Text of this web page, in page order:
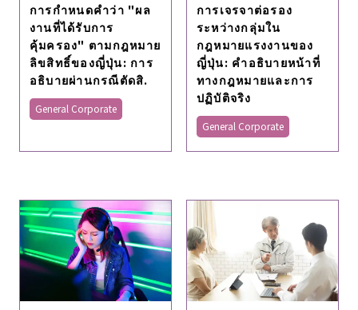
การกําหนดคําว่า "ผล
งานที่ได้รับการ
คุ้มครอง" ตามกฎหมาย
ลิขสิทธิ์ของญี่ปุ่น: การ
อธิบายผ่านกรณีตัดสิ.
General Corporate
การเจรจาต่อรอง
ระหว่างกลุ่มใน
กฎหมายแรงงานของ
ญี่ปุ่น: คําอธิบายหน้าที่
ทางกฎหมายและการ
ปฏิบัติจริง
General Corporate